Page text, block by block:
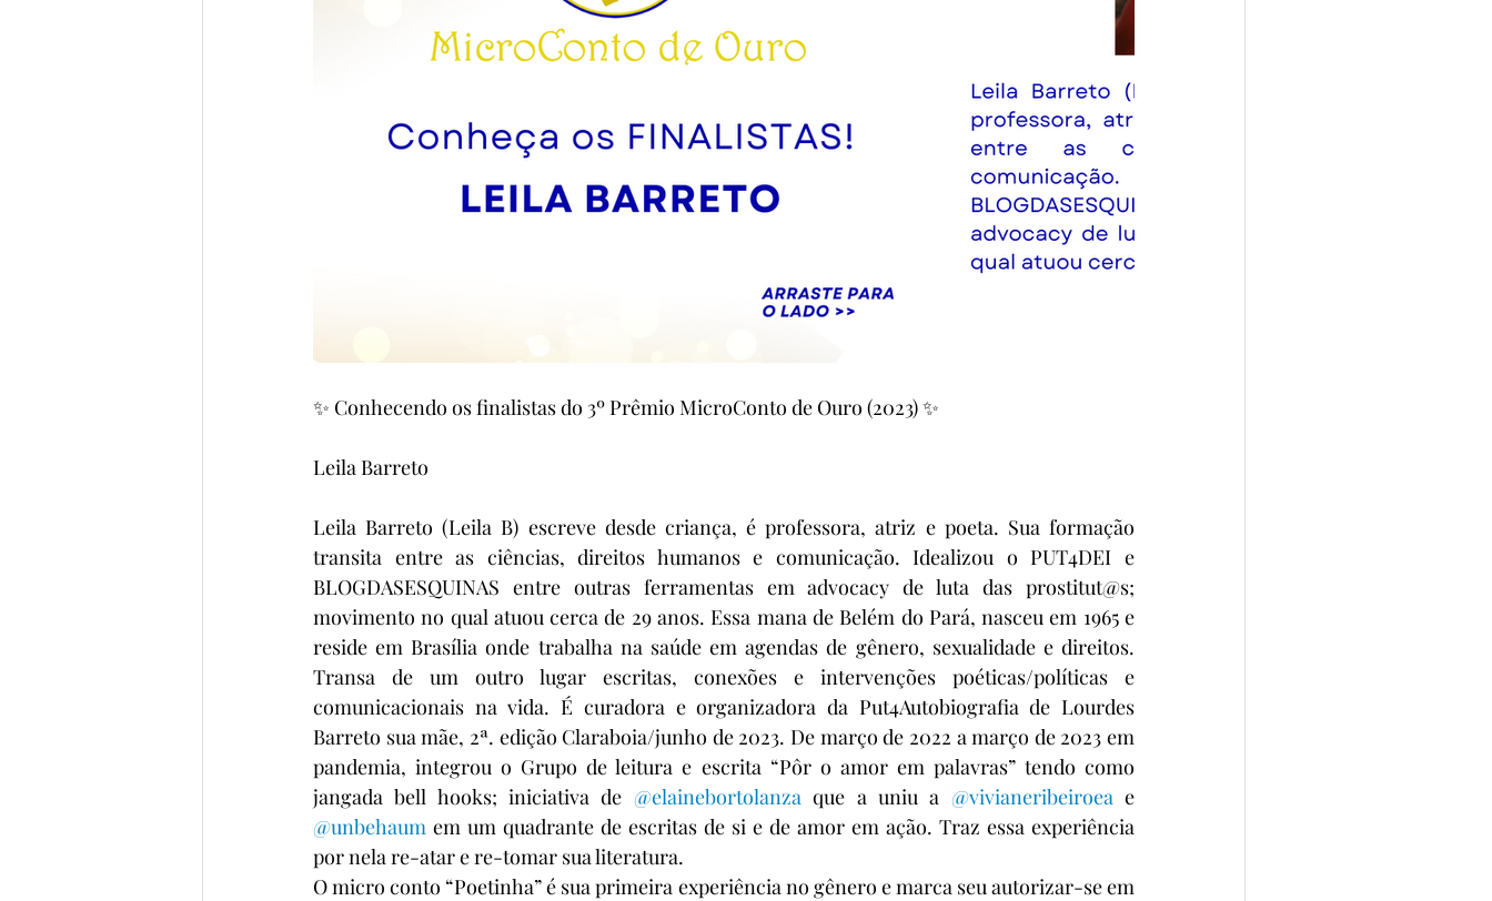
Gabriel Figueiraes Pena de Ouro 2025
✨ Conhecendo os finalistas do 3º Prêmio MicroConto de Ouro (2023) ✨
Leila Barreto
Leila Barreto (Leila B) escreve desde criança, é professora, atriz e poeta. Sua formação
transita entre as ciências, direitos humanos e comunicação. Idealizou o PUT4DEI e
BLOGDASESQUINAS entre outras ferramentas em advocacy de luta das prostitut@s;
movimento no qual atuou cerca de 29 anos. Essa mana de Belém do Pará, nasceu em 1965 e
reside em Brasília onde trabalha na saúde em agendas de gênero, sexualidade e direitos.
Transa de um outro lugar escritas, conexões e intervenções poéticas/políticas e
comunicacionais na vida. É curadora e organizadora da Put4Autobiografia de Lourdes
Barreto sua mãe, 2ª. edição Claraboia/junho de 2023. De março de 2022 a março de 2023 em
pandemia, integrou o Grupo de leitura e escrita “Pôr o amor em palavras” tendo como
jangada bell hooks; iniciativa de @elainebortolanza que a uniu a @vivianeribeiroea
@unbehaum em um quadrante de escritas de si e de amor em ação. Traz essa experiência
por nela re-atar e re-tomar sua literatura.
O micro conto “Poetinha” é sua primeira experiência no gênero e marca seu autorizar-se em